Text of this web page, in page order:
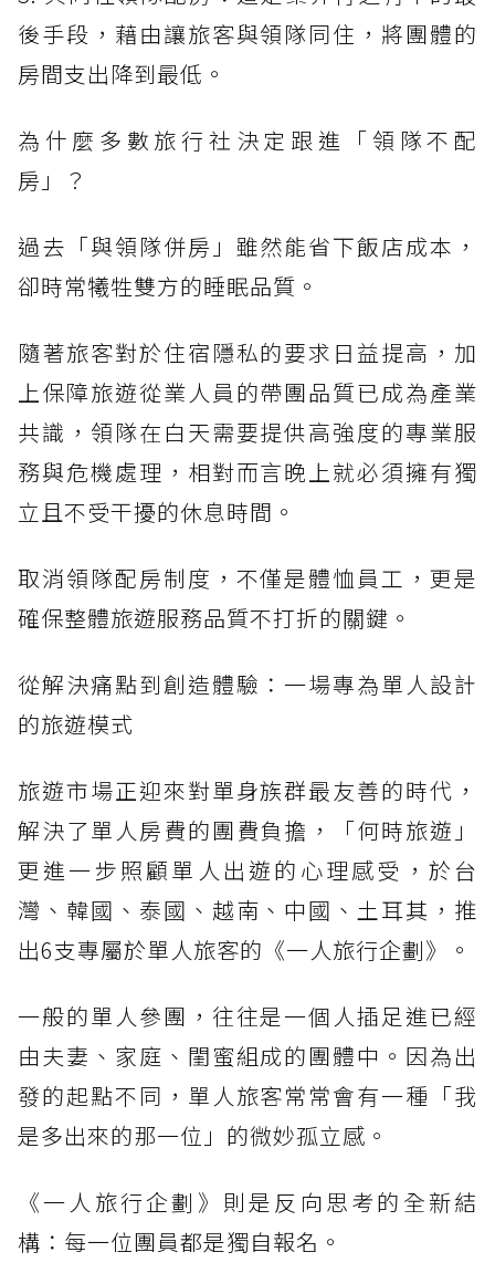
後手段，藉由讓旅客與領隊同住，將團體的
房間支出降到最低。
為什麼多數旅行社決定跟進「領隊不配
房」？
過去「與領隊併房」雖然能省下飯店成本，
卻時常犧牲雙方的睡眠品質。
隨著旅客對於住宿隱私的要求日益提高，加
上保障旅遊從業人員的帶團品質已成為產業
共識，領隊在白天需要提供高強度的專業服
務與危機處理，相對而言晚上就必須擁有獨
立且不受干擾的休息時間。
取消領隊配房制度，不僅是體恤員工，更是
確保整體旅遊服務品質不打折的關鍵。
從解決痛點到創造體驗：一場專為單人設計
的旅遊模式
旅遊市場正迎來對單身族群最友善的時代，
解決了單人房費的團費負擔，「何時旅遊」
更進一步照顧單人出遊的心理感受，於台
灣、韓國、泰國、越南、中國、土耳其，推
出6支專屬於單人旅客的《一人旅行企劃》。
一般的單人參團，往往是一個人插足進已經
由夫妻、家庭、閨蜜組成的團體中。因為出
發的起點不同，單人旅客常常會有一種「我
是多出來的那一位」的微妙孤立感。
《一人旅行企劃》則是反向思考的全新結
構：每一位團員都是獨自報名。